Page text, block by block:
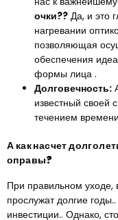
очки?? Да, и это
нагревании
позволяющая
обеспечения
формы лица .
Долговечность:
известный своей
течением
А как насчет
оправы?
При правильном уходе,
прослужат долгие
инвестиции.. Однако,